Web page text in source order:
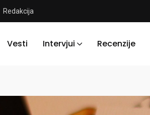
Redakcija
Vesti Intervjui Recenzije